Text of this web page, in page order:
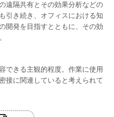
遠隔共有とその効果分析などの
引き続き、オフィスにおける知
開発を目指すとともに、その効
できる主観的程度。作業に使用
接に関連していると考えられて